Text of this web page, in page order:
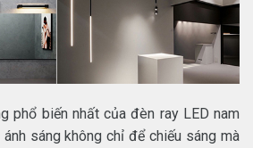
phổ biến nhất của đèn ray LED nam
sáng không chỉ để chiếu sáng mà